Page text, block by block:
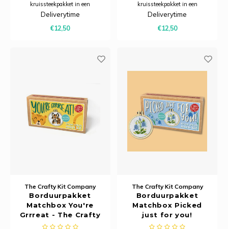
kruissteekpakket in een
charmant luciferdoosje – een
om cadeau te geven.
Deliverytime
€12,50
kruissteekpakket in een
charmant luciferdoosje – een
om cadeau te geven.
Deliverytime
€12,50
The Crafty Kit Company
Borduurpakket
Matchbox You're
Grrreat - The Crafty
Kit Company
The Crafty Kit Company
Borduurpakket
Matchbox Picked
just for you!
(Bluebells) - The